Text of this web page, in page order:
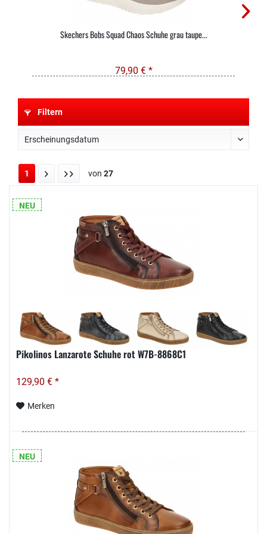
Skechers Bobs Squad Chaos Schuhe grau taupe...
79,90 € *
Filtern
1 von 27
NEU
Pikolinos Lanzarote Schuhe rot W7B-8868C1
129,90 € *
Merken
NEU